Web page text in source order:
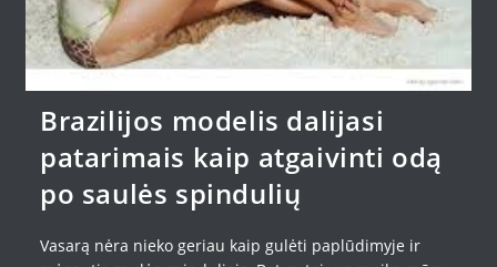
Brazilijos modelis dalijasi
patarimais kaip atgaivinti odą
po saulės spindulių
Vasarą nėra nieko geriau kaip gulėti paplūdimyje ir